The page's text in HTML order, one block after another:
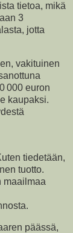
tietoa, mikä
3
jotta
vakituinen
000 euron
kaupaksi.
tiedetään,
tuotto.
maailmaa
päässä,